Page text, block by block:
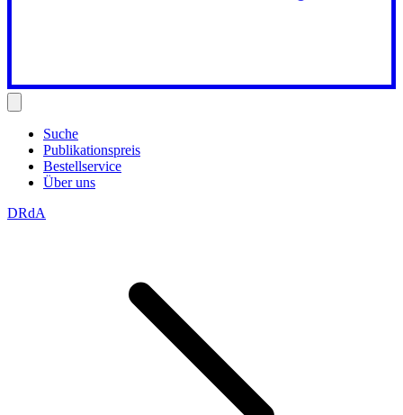
Suche
Publikationspreis
Bestellservice
Über uns
DRdA